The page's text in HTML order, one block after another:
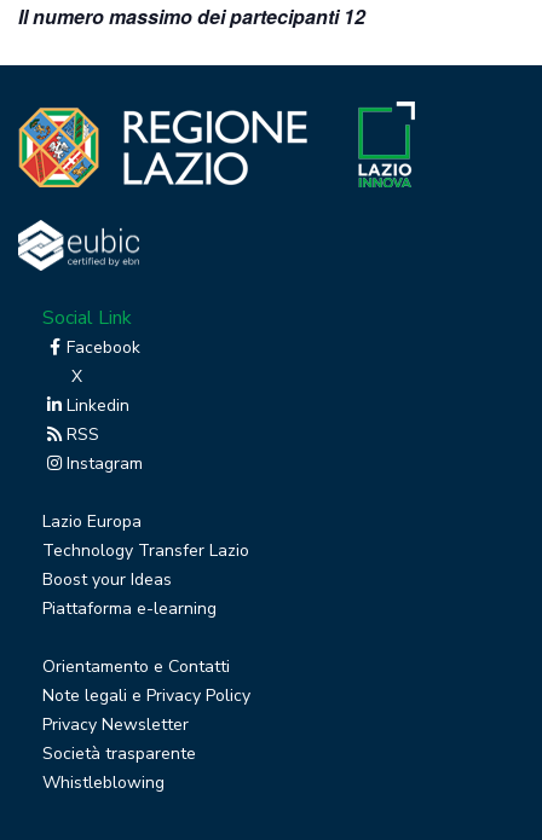
Il numero massimo dei partecipanti 12
Social Link
Facebook
X
Linkedin
RSS
Instagram
Lazio Europa
Technology Transfer Lazio
Boost your Ideas
Piattaforma e-learning
Orientamento e Contatti
Note legali e Privacy Policy
Privacy Newsletter
Società trasparente
Whistleblowing